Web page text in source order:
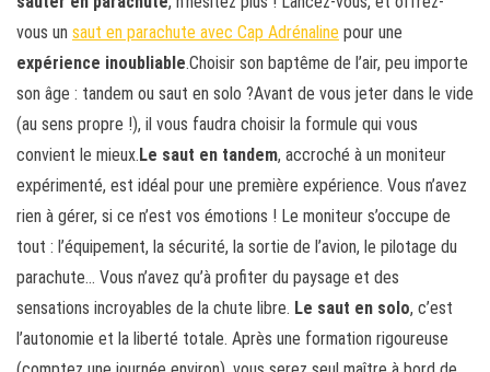
vous un saut en parachute avec Cap Adrénaline pour une
expérience inoubliable.Choisir son baptême de l’air, peu importe
son âge : tandem ou saut en solo ?Avant de vous jeter dans le vide
(au sens propre !), il vous faudra choisir la formule qui vous
convient le mieux.Le saut en tandem, accroché à un moniteur
expérimenté, est idéal pour une première expérience. Vous n’avez
rien à gérer, si ce n’est vos émotions ! Le moniteur s’occupe de
tout : l’équipement, la sécurité, la sortie de l’avion, le pilotage du
parachute… Vous n’avez qu’à profiter du paysage et des
sensations incroyables de la chute libre. Le saut en solo, c’est
l’autonomie et la liberté totale. Après une formation rigoureuse